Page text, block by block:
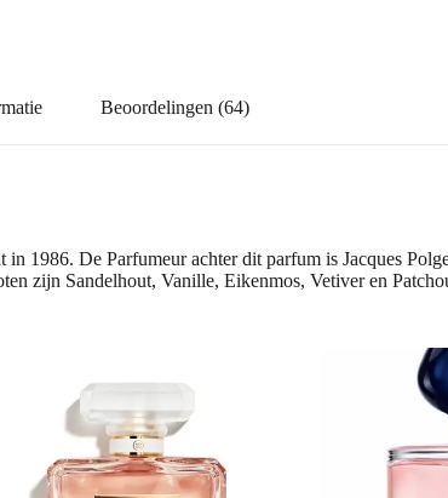
Beoordelingen (64)
in 1986. De Parfumeur achter dit parfum is Jacques
zijn Sandelhout, Vanille, Eikenmos, Vetiver en